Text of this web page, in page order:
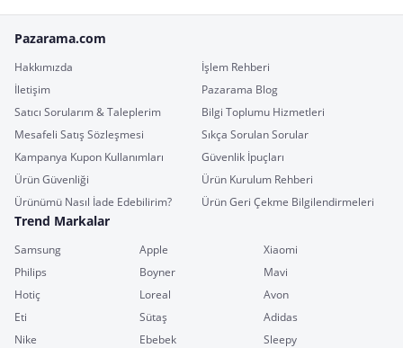
Pazarama.com
Hakkımızda
İşlem Rehberi
İletişim
Pazarama Blog
Satıcı Sorularım & Taleplerim
Bilgi Toplumu Hizmetleri
Mesafeli Satış Sözleşmesi
Sıkça Sorulan Sorular
Kampanya Kupon Kullanımları
Güvenlik İpuçları
Ürün Güvenliği
Ürün Kurulum Rehberi
Ürünümü Nasıl İade Edebilirim?
Ürün Geri Çekme Bilgilendirmeleri
Trend Markalar
Samsung Apple
Xiaomi
Philips
Boyner
Mavi
Hotiç
Loreal
Avon
Eti
Sütaş
Adidas
Nike
Ebebek
Sleepy